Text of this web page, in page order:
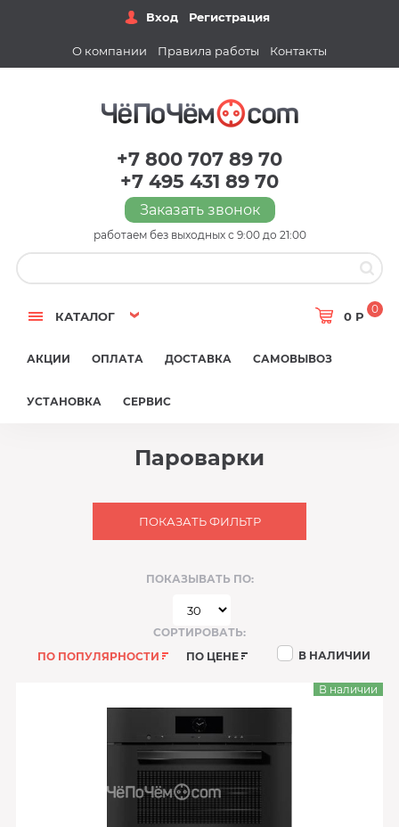
Вход Регистрация
О компании Правила работы Контакты
+7 800 707 89 70
+7 495 431 89 70
Заказать звонок
работаем без выходных с 9:00 до 21:00
КАТАЛОГ 0 Р
0
АКЦИИ ОПЛАТА ДОСТАВКА САМОВЫВОЗ
УСТАНОВКА СЕРВИС
Пароварки
ПОКАЗАТЬ ФИЛЬТР
ПОКАЗЫВАТЬ ПО:
СОРТИРОВАТЬ:
ПО ПОПУЛЯРНОСТИ
ПО ЦЕНЕ В НАЛИЧИИ
В наличии